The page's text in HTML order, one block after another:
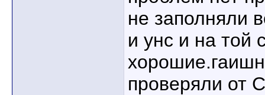
не заполняли
и унс и на той
проверяли от